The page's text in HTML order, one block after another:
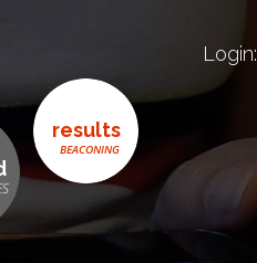
Login:
results